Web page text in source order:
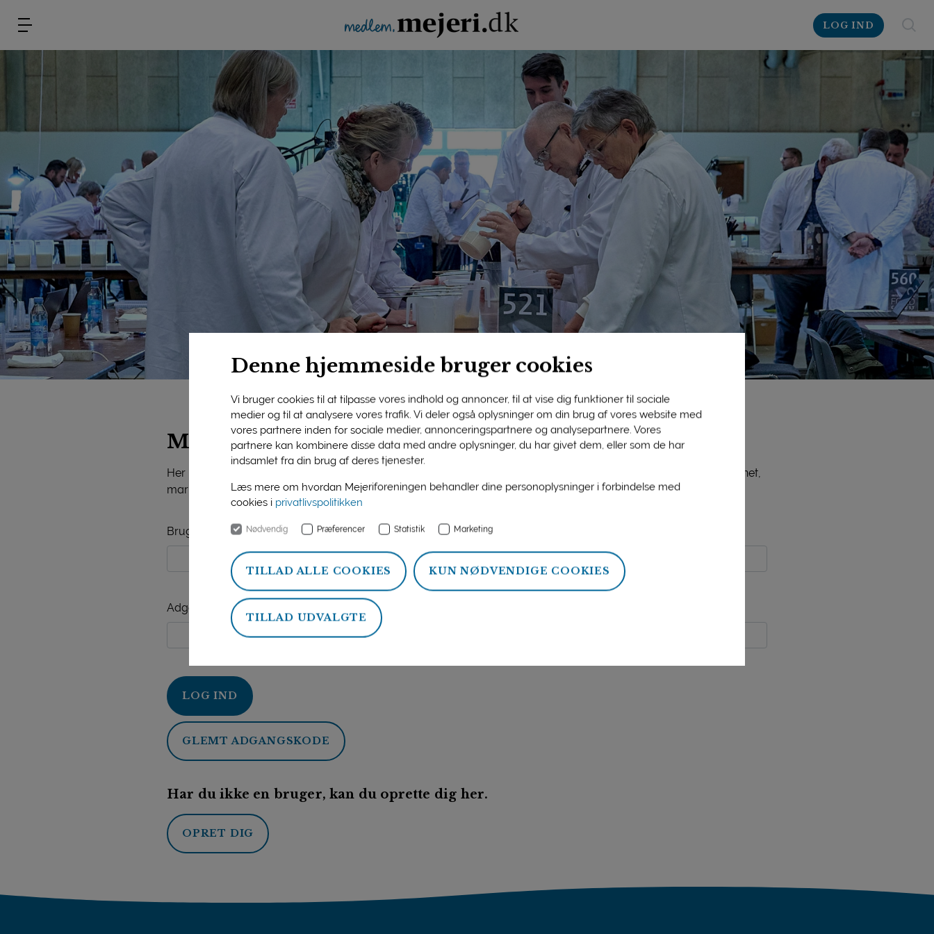
Denne hjemmeside bruger cookies
Vi bruger cookies til at tilpasse vores indhold og annoncer, til at vise dig funktioner til sociale
medier og til at analysere vores trafik. Vi deler også oplysninger om din brug af vores website med
vores partnere inden for sociale medier, annonceringspartnere og analysepartnere. Vores
partnere kan kombinere disse data med andre oplysninger, du har givet dem, eller som de har
indsamlet fra din brug af deres tjenester.
Læs mere om hvordan Mejeriforeningen behandler dine personoplysninger i forbindelse med
cookies i privatlivspolitikken
Nødvendig Præferencer Statistik Marketing
TILLAD ALLE COOKIES KUN NØDVENDIGE COOKIES
TILLAD UDVALGTE
LOG IND
Mejeriforeningens medlemsside
Her på siden finder du viden og information om ydelser, som Mejeriforeningen tilbyder sine medlemmer, bl.a. PLInet,
markedsorientering, mejeristatistik, politik og arrangementer.
Brugernavn
Adgangskode
LOG IND
GLEMT ADGANGSKODE
Har du ikke en bruger, kan du oprette dig her.
OPRET DIG